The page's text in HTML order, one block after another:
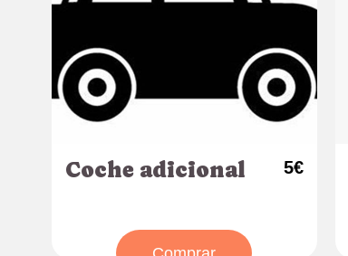
Coche adicional 5€